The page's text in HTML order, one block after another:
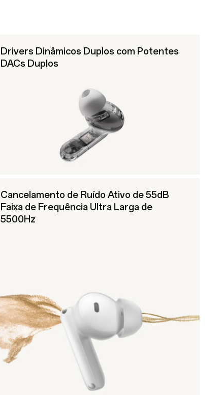
Drivers Dinâmicos Duplos com Potentes
DACs Duplos
Cancelamento de Ruído Ativo de 55dB
Faixa de Frequência Ultra Larga de
5500Hz